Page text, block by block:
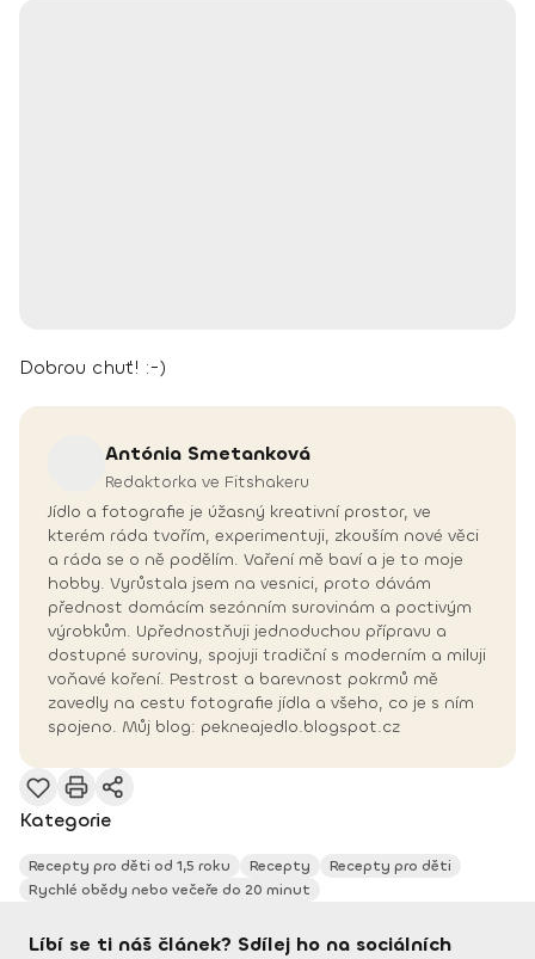
Dobrou chuť! :-)
Antónia Smetanková
Redaktorka ve Fitshakeru
Jídlo a fotografie je úžasný kreativní prostor, ve
kterém ráda tvořím, experimentuji, zkouším nové věci
a ráda se o ně podělím. Vaření mě baví a je to moje
hobby. Vyrůstala jsem na vesnici, proto dávám
přednost domácím sezónním surovinám a poctivým
výrobkům. Upřednostňuji jednoduchou přípravu a
dostupné suroviny, spojuji tradiční s moderním a miluji
voňavé koření. Pestrost a barevnost pokrmů mě
zavedly na cestu fotografie jídla a všeho, co je s ním
spojeno. Můj blog: pekneajedlo.blogspot.cz
Kategorie
Recepty pro děti od 1,5 roku Recepty
Recepty pro děti
Rychlé obědy nebo večeře do 20 minut
Líbí se ti náš článek? Sdílej ho na sociálních